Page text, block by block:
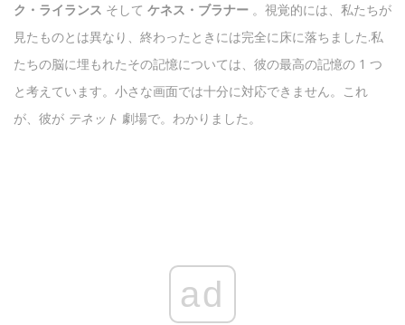
ク・ライランス そして ケネス・ブラナー 。視覚的には、私たちが
見たものとは異なり、終わったときには完全に床に落ちました.私
たちの脳に埋もれたその記憶については、彼の最高の記憶の 1 つ
と考えています。小さな画面では十分に対応できません。これ
が、彼が テネット 劇場で。わかりました。
ad